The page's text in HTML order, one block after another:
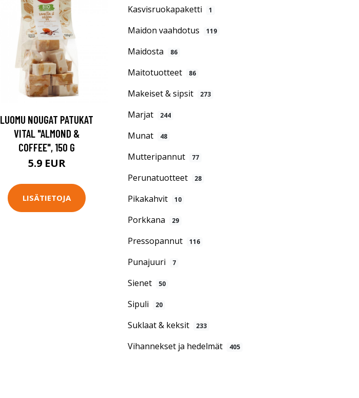
Kasvisruokapaketti 1
Maidon vaahdotus 119
Maidosta 86
Maitotuotteet 86
Makeiset & sipsit 273
Marjat 244
Munat 48
Mutteripannut 77
Perunatuotteet 28
Pikakahvit 10
Porkkana 29
Pressopannut 116
Punajuuri 7
Sienet 50
Sipuli 20
Suklaat & keksit 233
Vihannekset ja hedelmät 405
LUOMU NOUGAT PATUKAT
VITAL "ALMOND &
COFFEE", 150 G
5.9 EUR
LISÄTIETOJA